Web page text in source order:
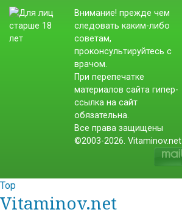
Внимание! прежде чем
следовать каким-либо
советам,
проконсультируйтесь с
врачом.
При перепечатке
материалов сайта гипер-
ссылка на сайт
обязательна.
Все права защищены
©2003-2026. Vitaminov.net
Top
Vitaminov.net